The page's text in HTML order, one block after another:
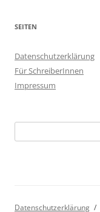
SEITEN
Datenschutzerklärung
Für SchreiberInnen
Impressum
nach:
Datenschutzerklärung